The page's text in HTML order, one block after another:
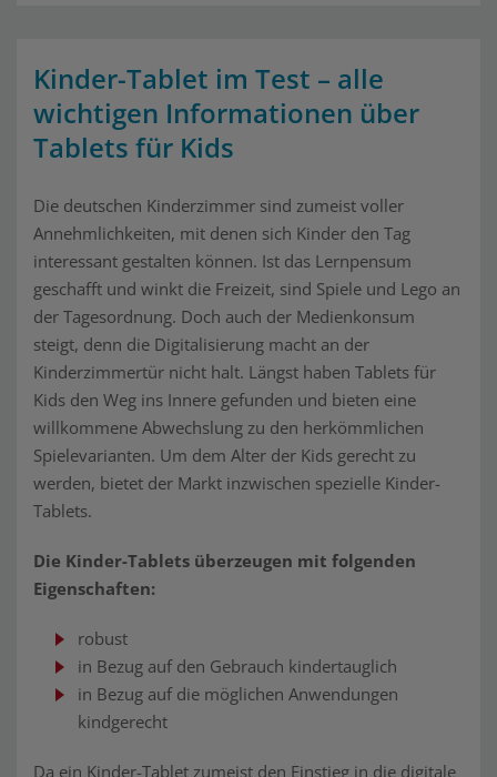
Kinder-Tablet im Test – alle
wichtigen Informationen über
Tablets für Kids
Die deutschen Kinderzimmer sind zumeist voller
Annehmlichkeiten, mit denen sich Kinder den Tag
interessant gestalten können. Ist das Lernpensum
geschafft und winkt die Freizeit, sind Spiele und Lego an
der Tagesordnung. Doch auch der Medienkonsum
steigt, denn die Digitalisierung macht an der
Kinderzimmertür nicht halt. Längst haben Tablets für
Kids den Weg ins Innere gefunden und bieten eine
willkommene Abwechslung zu den herkömmlichen
Spielevarianten. Um dem Alter der Kids gerecht zu
werden, bietet der Markt inzwischen spezielle Kinder-
Tablets.
Die Kinder-Tablets überzeugen mit folgenden
Eigenschaften:
robust
in Bezug auf den Gebrauch kindertauglich
in Bezug auf die möglichen Anwendungen
kindgerecht
Da ein Kinder-Tablet zumeist den Einstieg in die digitale